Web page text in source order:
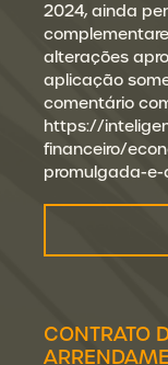
2024, ainda
alterações
aplicação
comentário
https://
financeiro/
promulgada-
CONTRATO